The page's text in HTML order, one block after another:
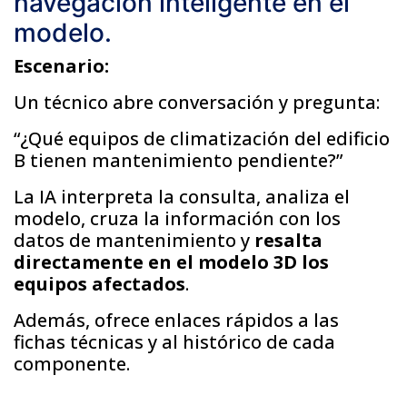
modelo.
Escenario:
Un técnico abre conversación y pregunta:
“¿Qué equipos de climatización del edificio
B tienen mantenimiento pendiente?”
La IA interpreta la consulta, analiza el
modelo, cruza la información con los
datos de mantenimiento y resalta
directamente en el modelo 3D los
equipos afectados.
Además, ofrece enlaces rápidos a las
fichas técnicas y al histórico de cada
componente.